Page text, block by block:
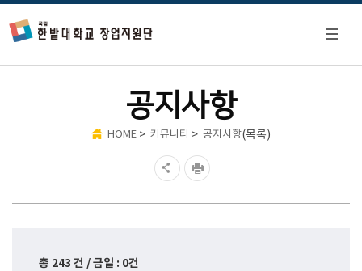
공지사항
HOME > 커뮤니티 > 공지사항(목록)
총 243 건 / 금일 : 0건